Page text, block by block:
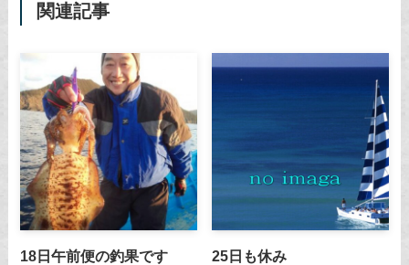
関連記事
18日午前便の釣果です 25日も休み